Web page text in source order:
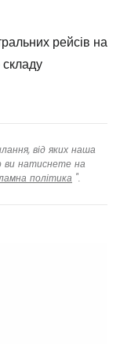
рейсів на
від яких наша
ви натиснете на
політика ".